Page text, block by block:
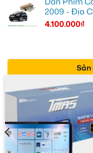
2009 - Địa
4.100.000₫